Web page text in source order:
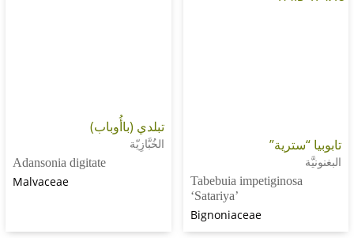
Tabebuia
Bignoniaceae
تبلدي (باأُوباب)
Adansonia digitate